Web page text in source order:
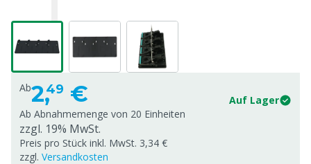
Ab2,49 €
Auf Lager
Ab Abnahmemenge von 20 Einheiten
zzgl. 19% MwSt.
Preis pro Stück inkl. MwSt. 3,34 €
zzgl. Versandkosten